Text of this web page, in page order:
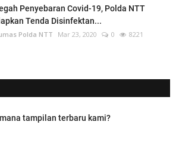
Penyebaran Covid-19, Polda NTT
Tenda Disinfektan...
Polda NTT Mar 23, 2020 0 8221
tampilan terbaru kami?